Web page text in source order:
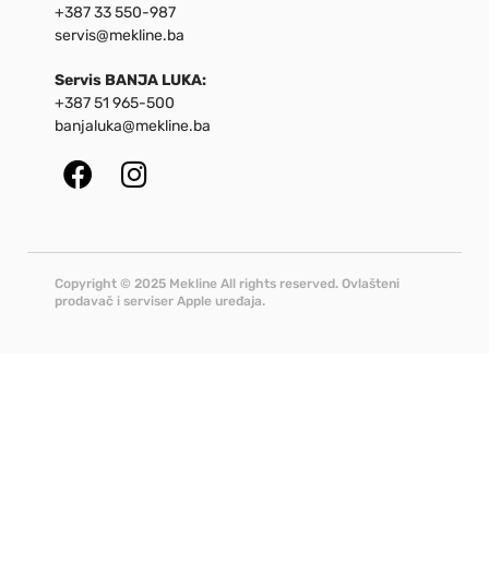
+387 33 550-987
servis@mekline.ba
Servis BANJA LUKA:
+387 51 965-500
banjaluka@mekline.ba
Copyright © 2025 Mekline All rights reserved. Ovlašteni
prodavač i serviser Apple uređaja.